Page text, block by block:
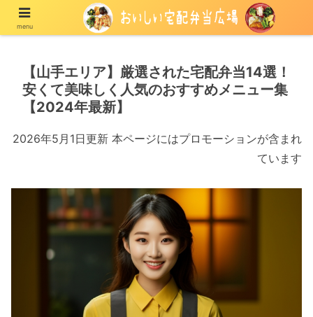
宅配の冷凍弁当や冷蔵弁当を紹介する情報メディア
【山手エリア】厳選された宅配弁当14選！
安くて美味しく人気のおすすめメニュー集
【2024年最新】
2026年5月1日更新 本ページにはプロモーションが含まれ
ています
menu